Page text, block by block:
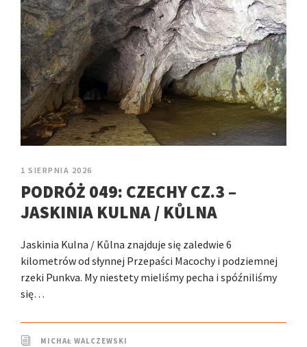
1 SIERPNIA 2026
PODRÓŻ 049: CZECHY CZ.3 –
JASKINIA KULNA / KŮLNA
Jaskinia Kulna / Kůlna znajduje się zaledwie 6
kilometrów od słynnej Przepaści Macochy i podziemnej
rzeki Punkva. My niestety mieliśmy pecha i spóźniliśmy
się…
MICHAŁ WALCZEWSKI